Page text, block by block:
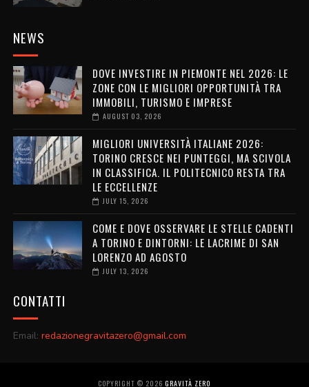
NEWS
DOVE INVESTIRE IN PIEMONTE NEL 2026: LE
ZONE CON LE MIGLIORI OPPORTUNITÀ TRA
IMMOBILI, TURISMO E IMPRESE
AUGUST 03, 2026
MIGLIORI UNIVERSITÀ ITALIANE 2026:
TORINO CRESCE NEI PUNTEGGI, MA SCIVOLA
IN CLASSIFICA. IL POLITECNICO RESTA TRA
LE ECCELLENZE
JULY 15, 2026
COME E DOVE OSSERVARE LE STELLE CADENTI
A TORINO E DINTORNI: LE LACRIME DI SAN
LORENZO AD AGOSTO
JULY 13, 2026
CONTATTI
Email: redazionegravitazero@gmail.com
COPYRIGHT © 2026GRAVITÀ ZERO